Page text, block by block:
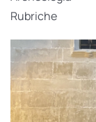
Rubriche